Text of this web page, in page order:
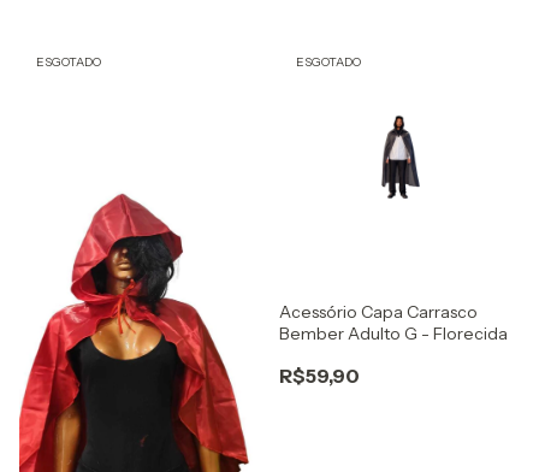
ESGOTADO ESGOTADO
Acessório Capa Carrasco
Bember Adulto G - Florecida
R$59,90